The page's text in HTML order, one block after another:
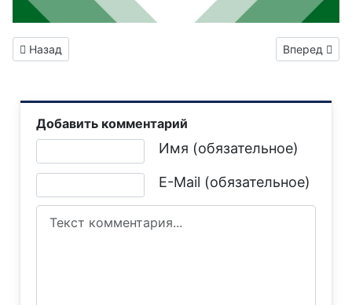
Предыдущий: Вниманию горловчан: отключение
Назад Следующий:
Вперед
Добавить комментарий
Имя (обязательное)
E-Mail (обязательное)
Текст комментария